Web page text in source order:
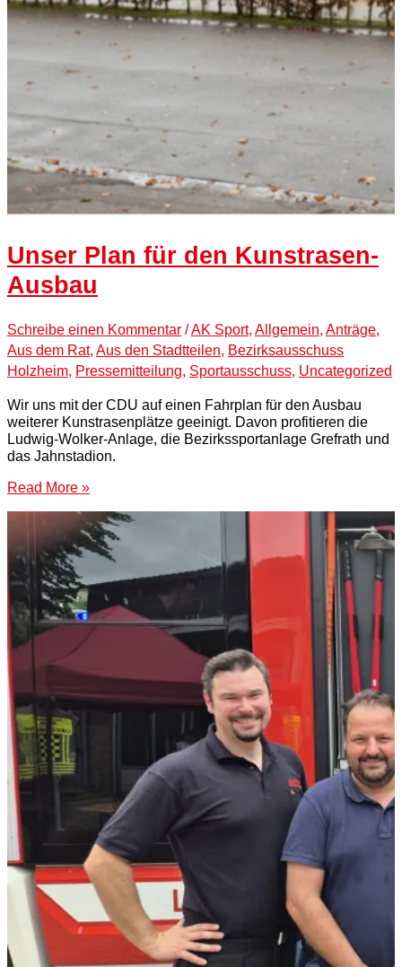
Unser Plan für den Kunstrasen-
Ausbau
Schreibe einen Kommentar /AK Sport, Allgemein, Anträge,
Aus dem Rat, Aus den Stadtteilen, Bezirksausschuss
Holzheim, Pressemitteilung, Sportausschuss, Uncategorized
Wir uns mit der CDU auf einen Fahrplan für den Ausbau
weiterer Kunstrasenplätze geeinigt. Davon profitieren die
Ludwig-Wolker-Anlage, die Bezirkssportanlage Grefrath und
das Jahnstadion.
Read More »